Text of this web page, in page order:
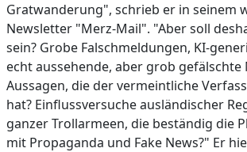
Gratwanderung", schrieb er in seinem
Newsletter "Merz-Mail". "Aber soll
sein? Grobe Falschmeldungen, KI-
echt aussehende, aber grob gefälschte
Aussagen, die der vermeintliche
hat? Einflussversuche ausländischer
ganzer Trollarmeen, die beständig die
mit Propaganda und Fake News?" Er